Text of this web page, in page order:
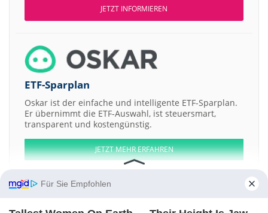
JETZT INFORMIEREN
ETF-Sparplan
Oskar ist der einfache und intelligente ETF-Sparplan.
Er übernimmt die ETF-Auswahl, ist steuersmart,
transparent und kostengünstig.
JETZT MEHR ERFAHREN
Für Sie Empfohlen